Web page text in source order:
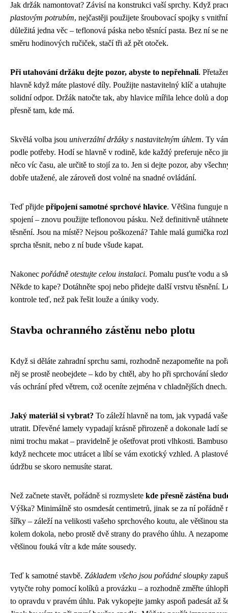
Jak držák namontovat? Závisí na konstrukci vaší sprchy. Když
plastovým potrubím, nejčastěji použijete šroubovací spojky s
důležitá jedna věc – teflonová páska nebo těsnící pasta. Bez ní se
směru hodinových ručiček, stačí tři až pět otoček.
Při utahování držáku dejte pozor, abyste to nepřehnali.
hlavně když máte plastové díly. Použijte nastavitelný klíč a
solidní odpor. Držák natočte tak, aby hlavice mířila lehce dolů a
přesně tam, kde má.
Skvělá volba jsou univerzální držáky s nastavitelným úhlem. Ty
podle potřeby. Hodí se hlavně v rodině, kde každý preferuje něco
něco víc času, ale určitě to stojí za to. Jen si dejte pozor, aby
dobře utažené, ale zároveň dost volné na snadné ovládání.
Teď přijde připojení samotné sprchové hlavice. Většina funguje
spojení – znovu použijte teflonovou pásku. Než definitivně
těsnění. Jsou na místě? Nejsou poškozená? Tahle malá gumička
sprcha těsnit, nebo z ní bude všude kapat.
Nakonec pořádně otestujte celou instalaci. Pomalu pusťte vodu a
Někde to kape? Dotáhněte spoj nebo přidejte další vrstvu těsnění.
kontrole teď, než pak řešit louže a úniky vody.
Stavba ochranného zástěnu nebo plotu
Když si děláte zahradní sprchu sami, rozhodně nezapomeňte na
něj se prostě neobejdete – kdo by chtěl, aby ho při sprchování
vás ochrání před větrem, což oceníte zejména v chladnějších dnech.
Jaký materiál si vybrat? To záleží hlavně na tom, jak vypadá
utratit. Dřevěné lamely vypadají krásně přirozeně a dokonale ladí
nimi trochu makat – pravidelně je ošetřovat proti vlhkosti.
když nechcete moc utrácet a líbí se vám exotický vzhled. A
údržbu se skoro nemusíte starat.
Než začnete stavět, pořádně si rozmyslete kde přesně zástěna
Výška? Minimálně sto osmdesát centimetrů, jinak se za ní pořádně
šířky – záleží na velikosti vašeho sprchového koutu, ale většinou
kolem dokola, nebo prostě dvě strany do pravého úhlu. A
většinou fouká vítr a kde máte sousedy.
Teď k samotné stavbě. Základem všeho jsou pořádné sloupky
vytyčte rohy pomocí kolíků a provázku – a rozhodně změřte
to opravdu v pravém úhlu. Pak vykopejte jamky aspoň padesát až